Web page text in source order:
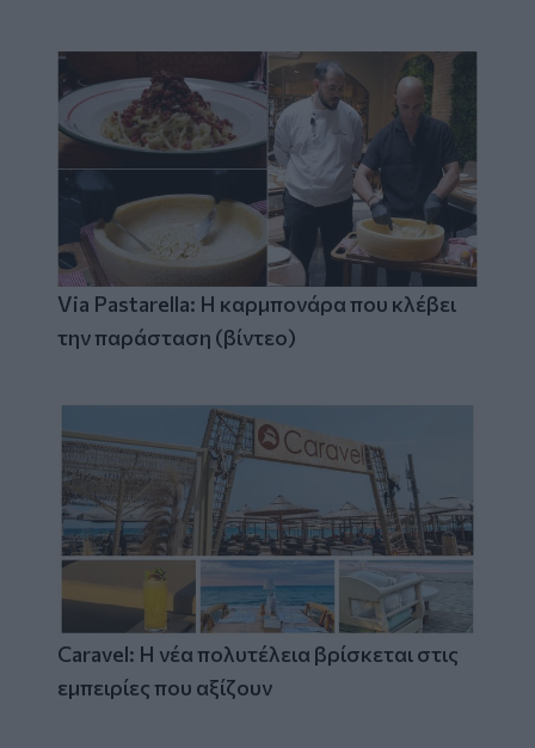
Via Pastarella: Η καρμπονάρα που κλέβει
την παράσταση (βίντεο)
Caravel: Η νέα πολυτέλεια βρίσκεται στις
εμπειρίες που αξίζουν